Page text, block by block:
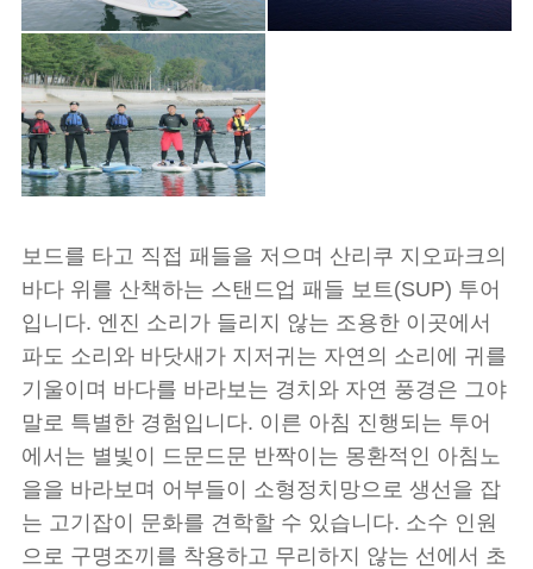
보드를 타고 직접 패들을 저으며 산리쿠 지오파크의
바다 위를 산책하는 스탠드업 패들 보트(SUP) 투어
입니다. 엔진 소리가 들리지 않는 조용한 이곳에서
파도 소리와 바닷새가 지저귀는 자연의 소리에 귀를
기울이며 바다를 바라보는 경치와 자연 풍경은 그야
말로 특별한 경험입니다. 이른 아침 진행되는 투어
에서는 별빛이 드문드문 반짝이는 몽환적인 아침노
을을 바라보며 어부들이 소형정치망으로 생선을 잡
는 고기잡이 문화를 견학할 수 있습니다. 소수 인원
으로 구명조끼를 착용하고 무리하지 않는 선에서 초